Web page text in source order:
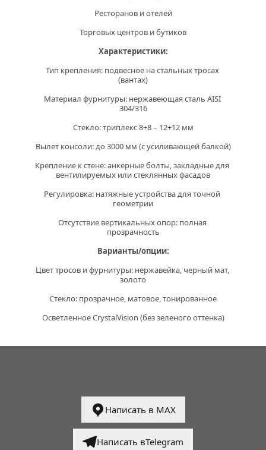
Ресторанов и отелей
Торговых центров и бутиков
Характеристики:
Тип крепления: подвесное на стальных тросах
(вантах)
Материал фурнитуры: нержавеющая сталь AISI
304/316
Стекло: триплекс 8+8 – 12+12 мм
Вылет консоли: до 3000 мм (с усиливающей балкой)
Крепление к стене: анкерные болты, закладные для
вентилируемых или стеклянных фасадов
Регулировка: натяжные устройства для точной
геометрии
Отсутствие вертикальных опор: полная
прозрачность
Варианты/опции:
Цвет тросов и фурнитуры: нержавейка, черный мат,
золото
Стекло: прозрачное, матовое, тонированное
Осветленное CrystalVision (без зеленого оттенка)
Написать в MAX
Написать вTelegram